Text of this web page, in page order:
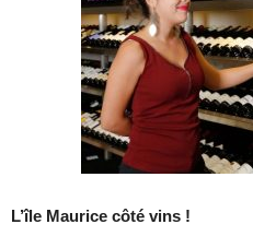
L’île Maurice côté vins !